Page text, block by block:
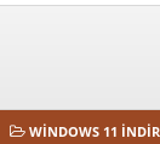
WINDOWS 11 İNDIR